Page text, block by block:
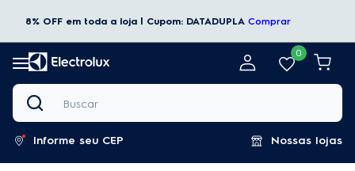
8% OFF em toda a loja | Cupom: DATADUPLA Comprar
0
Buscar
Informe seu CEP Nossas lojas